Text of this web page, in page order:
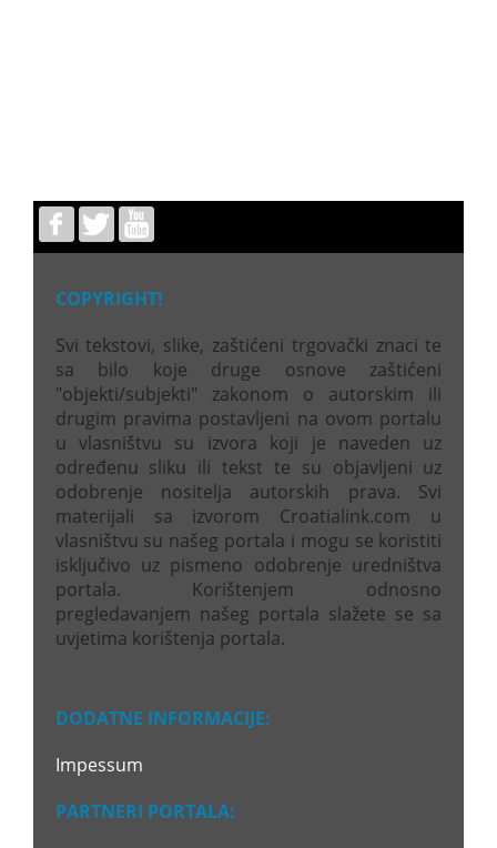
COPYRIGHT!
Svi tekstovi, slike, zaštićeni trgovački znaci te
sa bilo koje druge osnove zaštićeni
"objekti/subjekti" zakonom o autorskim ili
drugim pravima postavljeni na ovom portalu
u vlasništvu su izvora koji je naveden uz
određenu sliku ili tekst te su objavljeni uz
odobrenje nositelja autorskih prava. Svi
materijali sa izvorom Croatialink.com u
vlasništvu su našeg portala i mogu se koristiti
isključivo uz pismeno odobrenje uredništva
portala. Korištenjem odnosno
pregledavanjem našeg portala slažete se sa
uvjetima korištenja portala.
DODATNE INFORMACIJE:
Impessum
PARTNERI PORTALA: